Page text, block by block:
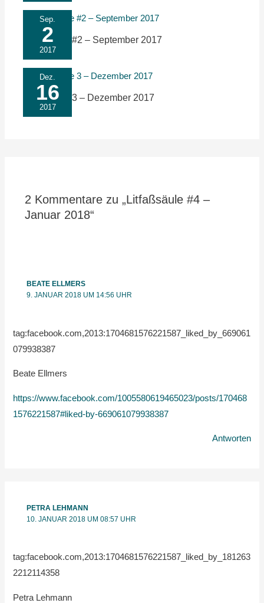
Sep.
2
2017
Litfaßsäule #2 – September 2017
Dez.
16
2017
Litfaßsäule 3 – Dezember 2017
2 Kommentare zu „Litfaßsäule #4 –
Januar 2018“
BEATE ELLMERS
9. JANUAR 2018 UM 14:56 UHR
tag:facebook.com,2013:1704681576221587_liked_by_669061
079938387
Beate Ellmers
https://www.facebook.com/1005580619465023/posts/170468
1576221587#liked-by-669061079938387
Antworten
PETRA LEHMANN
10. JANUAR 2018 UM 08:57 UHR
tag:facebook.com,2013:1704681576221587_liked_by_181263
2212114358
Petra Lehmann